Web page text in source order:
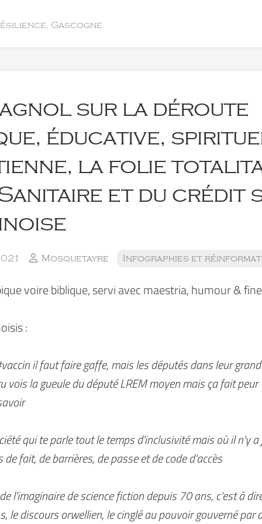
Gascogne
sur la déroute
éducative,
la folie
et du crédit
Mosquetayre Infographies et
voire biblique, servi avec maestria, humour &
:
il faut faire gaffe, mais les députés dans leur
vois la gueule du député LREM moyen mais ça fait
qui te parle tout le temps d'inclusivité mais où il n'y
de fait, de barrières, de passe et de code d'accès
l'imaginaire de science fiction depuis 70 ans, c'est à
le discours orwellien, le cinglé au pouvoir gouverné par